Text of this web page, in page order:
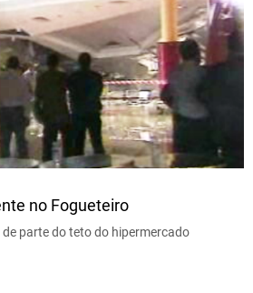
no Fogueteiro
parte do teto do hipermercado